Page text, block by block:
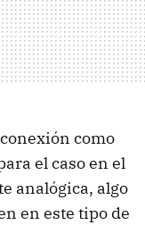
como
el caso en el
analógica, algo
en este tipo de